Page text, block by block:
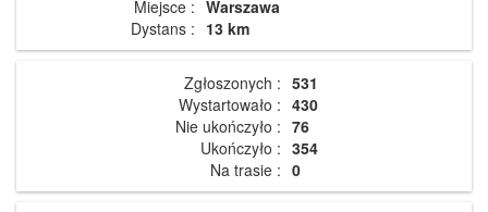
Miejsce : Warszawa
Dystans : 13 km
Zgłoszonych : 531
Wystartowało : 430
Nie ukończyło : 76
Ukończyło : 354
Na trasie : 0